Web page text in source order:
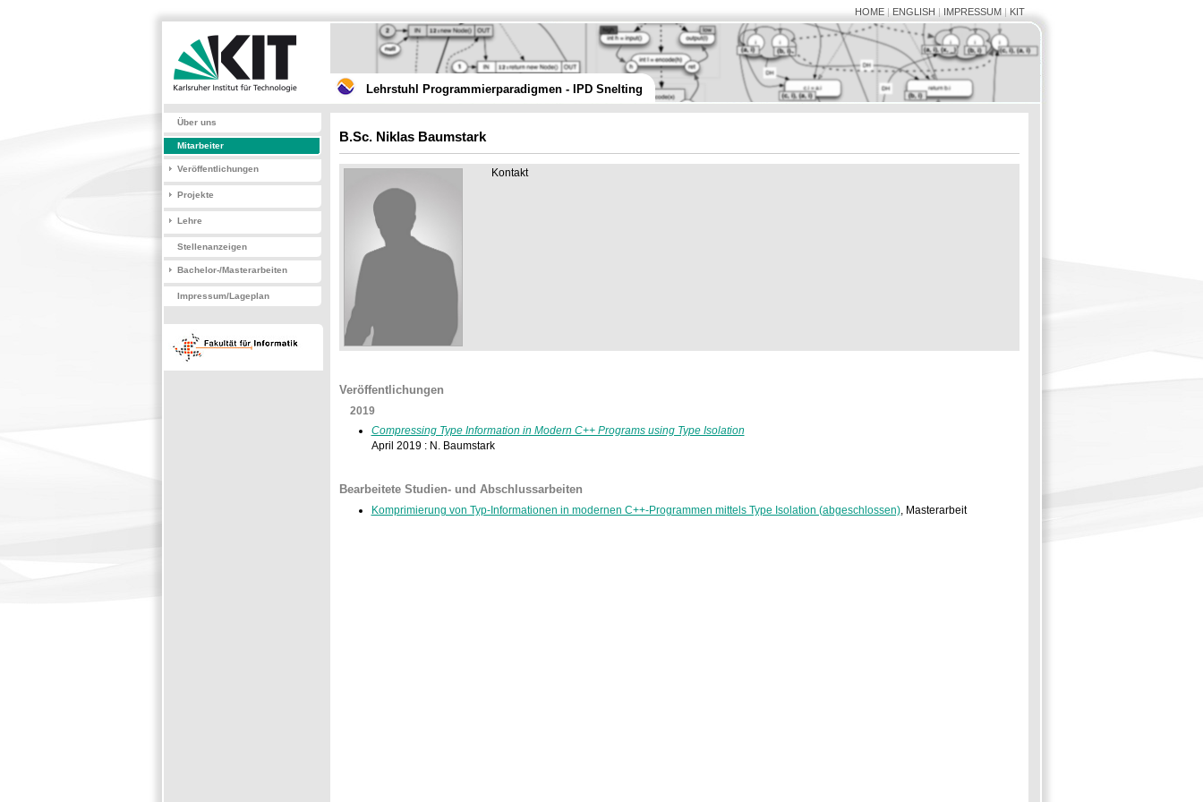
HOME| ENGLISH | IMPRESSUM| KIT
Lehrstuhl Programmierparadigmen - IPD Snelting
Über uns
Mitarbeiter
Veröffentlichungen
Projekte
Lehre
Stellenanzeigen
Bachelor-/Masterarbeiten
Impressum/Lageplan
B.Sc. Niklas Baumstark
Kontakt
Veröffentlichungen
2019
Compressing Type Information in Modern C++ Programs using Type Isolation
April 2019 : N. Baumstark
Bearbeitete Studien- und Abschlussarbeiten
Komprimierung von Typ-Informationen in modernen C++-Programmen mittels Type Isolation (abgeschlossen), Masterarbeit